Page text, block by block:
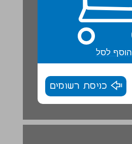
הוסף לסל
כניסת רשומים